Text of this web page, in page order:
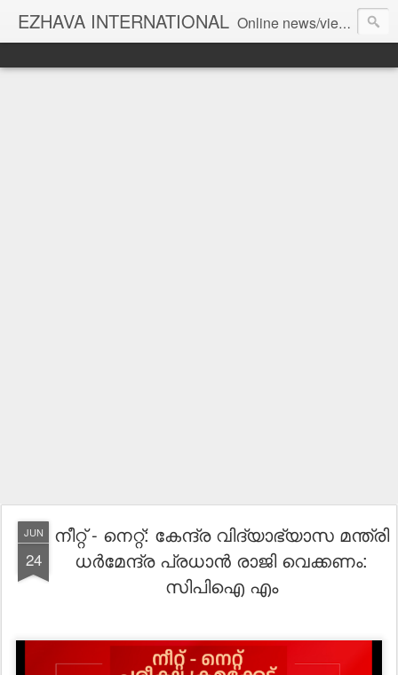
EZHAVA INTERNATIONAL Online news/views JOURNAL... Connecting the community worldwide Editorial Director: Prem Chandran
JUN
24
നീറ്റ് - നെറ്റ്: കേന്ദ്ര വിദ്യാഭ്യാസ മന്ത്രി
ധർമേന്ദ്ര പ്രധാൻ രാജി വെക്കണം:
സിപിഐ എം